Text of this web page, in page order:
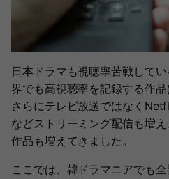
日本ドラマも視聴率苦戦して
界でも高視聴率を記録する作品
さらにテレビ放送ではなく
などストリーミング配信も増
作品も増えてきました。
ここでは、韓ドラマニアでも